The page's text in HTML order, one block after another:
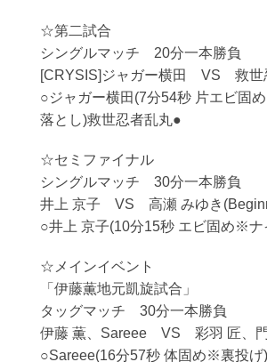
☆第二試合
シングルマッチ 20分一本勝負
[CRYSIS]ジャガー横田 VS 救世
○ジャガー横田(7分54秒 片エビ固
落とし)救世忍者乱丸●
☆セミファイナル
シングルマッチ 30分一本勝負
井上 京子 VS 高瀬 みゆき
○井上 京子(10分15秒 エビ固め※
☆メインイベント
「伊藤薫地元凱旋試合」
タッグマッチ 30分一本勝負
伊藤 薫、Sareee VS 彩羽 匠、門
○Sareee(16分57秒 体固め※裏投げ